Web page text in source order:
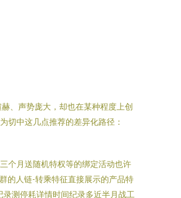
、声势庞大，却也在某种程度上创
切中这几点推荐的差异化路径：
个月送随机特权等的绑定活动也许
的人链-转乘特征直接展示的产品特
测停耗详情时间纪录多近半月战工